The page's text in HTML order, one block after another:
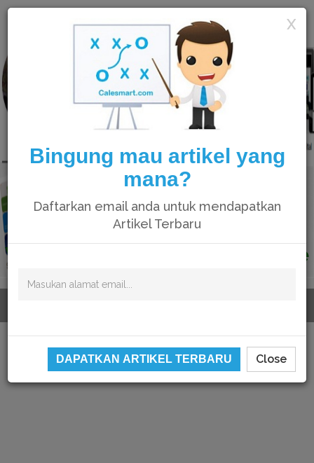
Calesmart
Video catatan kami di Youtube
X
Bingung mau artikel yang
mana?
Daftarkan email anda untuk mendapatkan
Artikel Terbaru
DAPATKAN ARTIKEL TERBARU Close